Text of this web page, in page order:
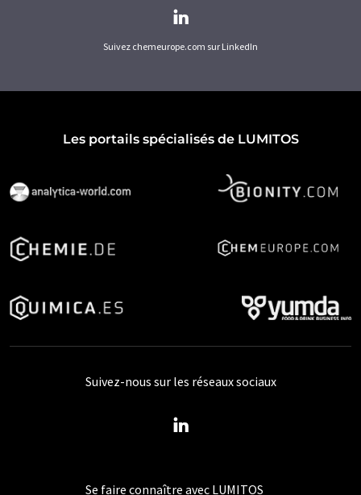
Suivez chemeurope.com sur LinkedIn
Les portails spécialisés de LUMITOS
Se faire connaître avec LUMITOS
Suivez-nous sur les réseaux sociaux